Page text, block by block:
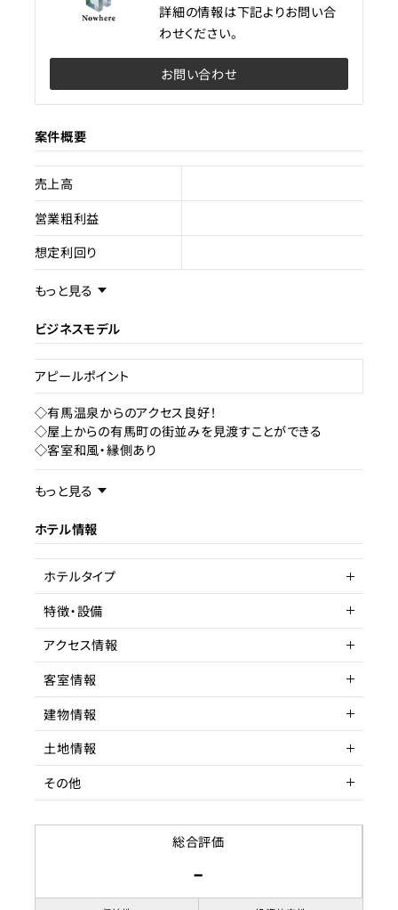
詳細の情報は下記よりお問い合
わせください。
お問い合わせ
案件概要
売上高
営業粗利益
想定利回り
売却スキーム
権利
売却理由
ライセンス種類
現状 成約済み
もっと見る
ビジネスモデル
アピールポイント
◇有馬温泉からのアクセス良好！
◇屋上からの有馬町の街並みを見渡すことができる
◇客室和風・縁側あり
事業内容／事業特徴
ターゲット層
客単価／客室単価
稼働率
もっと見る
ホテル情報
ホテルタイプ
Untitled 旅館
特徴・設備
シティビュー
アクセス情報
所在地
神戸市北区有馬町1343-1
アクセス
有馬温泉駅 徒歩
駅までの距離
15分以内
客室情報
収容人数
建物情報
建物構造
鉄骨造
階数
5
築年数
1975年
土地情報
土地権利
所有権
土地面積
250.82坪
用途地域
第二種住居地域
その他
賃貸借契約形態
賃料
総合評価
-